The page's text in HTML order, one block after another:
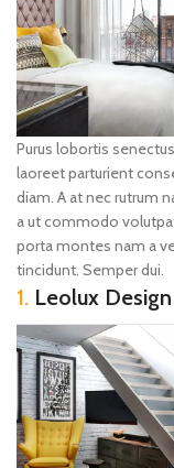
Purus lobortis
laoreet parturient
diam. A at nec rutrum
a ut commodo
porta montes nam a
tincidunt. Semper dui.
1. Leolux